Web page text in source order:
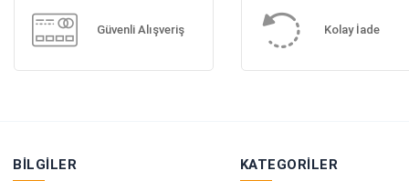
Güvenli Alışveriş Kolay İade
BILGILER KATEGORILER